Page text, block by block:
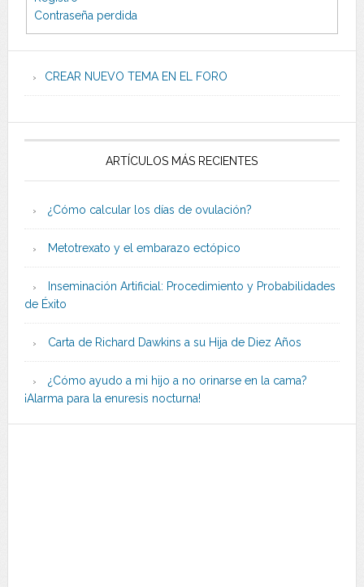
Contraseña perdida
CREAR NUEVO TEMA EN EL FORO
ARTÍCULOS MÁS RECIENTES
¿Cómo calcular los días de ovulación?
Metotrexato y el embarazo ectópico
Inseminación Artificial: Procedimiento y Probabilidades
de Éxito
Carta de Richard Dawkins a su Hija de Diez Años
¿Cómo ayudo a mi hijo a no orinarse en la cama?
¡Alarma para la enuresis nocturna!